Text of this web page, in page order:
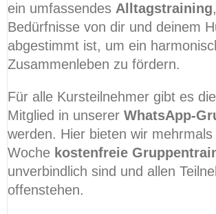
ein umfassendes Alltagstraining
Bedürfnisse von dir und deinem
abgestimmt ist, um ein
Zusammenleben zu fördern.
Für alle Kursteilnehmer gibt es
Mitglied in unsererWhatsApp-
werden. Hier bieten wir mehrmals
Woche kostenfreie
unverbindlich sind und allen
offenstehen.